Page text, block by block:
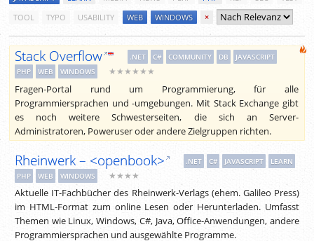
TOOL
TYPO USABILITY WEB WINDOWS ×
Stack Overflow .NET C# COMMUNITY DB
JAVASCRIPT
PHP
WEB WINDOWS ★★★★★★
Fragen-Portal rund um Programmierung, für alle
Programmiersprachen und -umgebungen. Mit Stack Exchange gibt
es noch weitere Schwesterseiten, die sich an Server-
Administratoren, Poweruser oder andere Zielgruppen richten.
Rheinwerk – <openbook> .NET C# JAVASCRIPT
LEARN
PHP
WEB WINDOWS ★★★★
Aktuelle IT-Fachbücher des Rheinwerk-Verlags (ehem. Galileo Press)
im HTML-Format zum online Lesen oder Herunterladen. Umfasst
Themen wie Linux, Windows, C#, Java, Office-Anwendungen, andere
Programmiersprachen und ausgewählte Programme.